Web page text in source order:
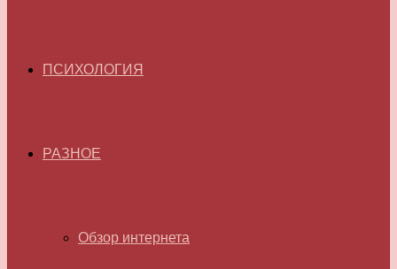
ПСИХОЛОГИЯ
РАЗНОЕ
Обзор интернета